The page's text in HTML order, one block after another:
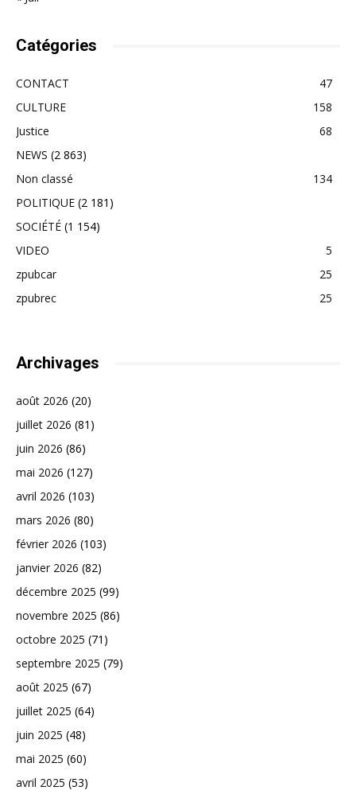
Catégories
CONTACT
47
CULTURE
158
Justice
68
NEWS (2 863)
Non classé
134
POLITIQUE (2 181)
SOCIÉTÉ (1 154)
VIDEO
5
zpubcar
25
zpubrec
25
Archivages
août 2026 (20)
juillet 2026 (81)
juin 2026 (86)
mai 2026 (127)
avril 2026 (103)
mars 2026 (80)
février 2026 (103)
janvier 2026 (82)
décembre 2025 (99)
novembre 2025 (86)
octobre 2025 (71)
septembre 2025 (79)
août 2025 (67)
juillet 2025 (64)
juin 2025 (48)
mai 2025 (60)
avril 2025 (53)